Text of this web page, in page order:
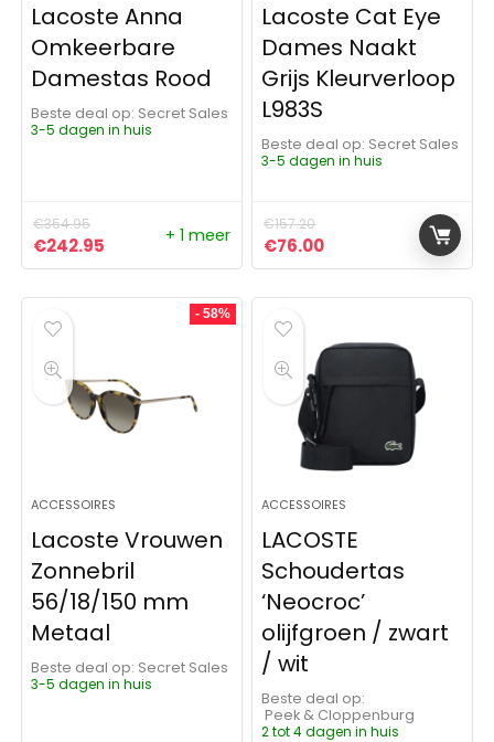
Lacoste Anna
Omkeerbare
Damestas Rood
Beste deal op:
Secret Sales
3-5 dagen in huis
€354.95
Oorspronkelijke prijs was: €354.95.
€242.95 Huidige prijs is: €242.95.
+ 1 meer
Lacoste Cat Eye
Dames Naakt
Grijs Kleurverloop
L983S
Beste deal op:
Secret Sales
3-5 dagen in huis
€157.20
Oorspronkelijke prijs was:
€76.00Huidige prijs is:
- 58%
ACCESSOIRES
Lacoste Vrouwen
Zonnebril
56/18/150 mm
Metaal
Beste deal op:
Secret Sales
3-5 dagen in huis
ACCESSOIRES
LACOSTE
Schoudertas
‘Neocroc’
olijfgroen / zwart
/ wit
Beste deal op:
Peek & Cloppenburg
2 tot 4 dagen in huis